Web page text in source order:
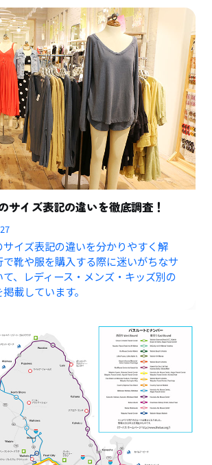
サイズ表記の違いを徹底調査！
イズ表記の違いを分かりやすく解
靴や服を購入する際に迷いがちなサ
、レディース・メンズ・キッズ別の
載しています。